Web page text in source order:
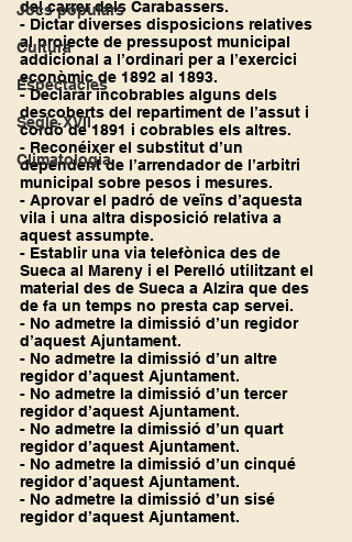
Jocs populars
Cultura
Espectacles
Segle XVII
Climatologia
del carrer dels Carabassers.
- Dictar diverses disposicions relatives
al projecte de pressupost municipal
addicional a l’ordinari per a l’exercici
econòmic de 1892 al 1893.
- Declarar incobrables alguns dels
descoberts del repartiment de l’assut i
cordó de 1891 i cobrables els altres.
- Reconéixer el substitut d’un
dependent de l’arrendador de l’arbitri
municipal sobre pesos i mesures.
- Aprovar el padró de veïns d’aquesta
vila i una altra disposició relativa a
aquest assumpte.
- Establir una via telefònica des de
Sueca al Mareny i el Perelló utilitzant el
material des de Sueca a Alzira que des
de fa un temps no presta cap servei.
- No admetre la dimissió d’un regidor
d’aquest Ajuntament.
- No admetre la dimissió d’un altre
regidor d’aquest Ajuntament.
- No admetre la dimissió d’un tercer
regidor d’aquest Ajuntament.
- No admetre la dimissió d’un quart
regidor d’aquest Ajuntament.
- No admetre la dimissió d’un cinqué
regidor d’aquest Ajuntament.
- No admetre la dimissió d’un sisé
regidor d’aquest Ajuntament.